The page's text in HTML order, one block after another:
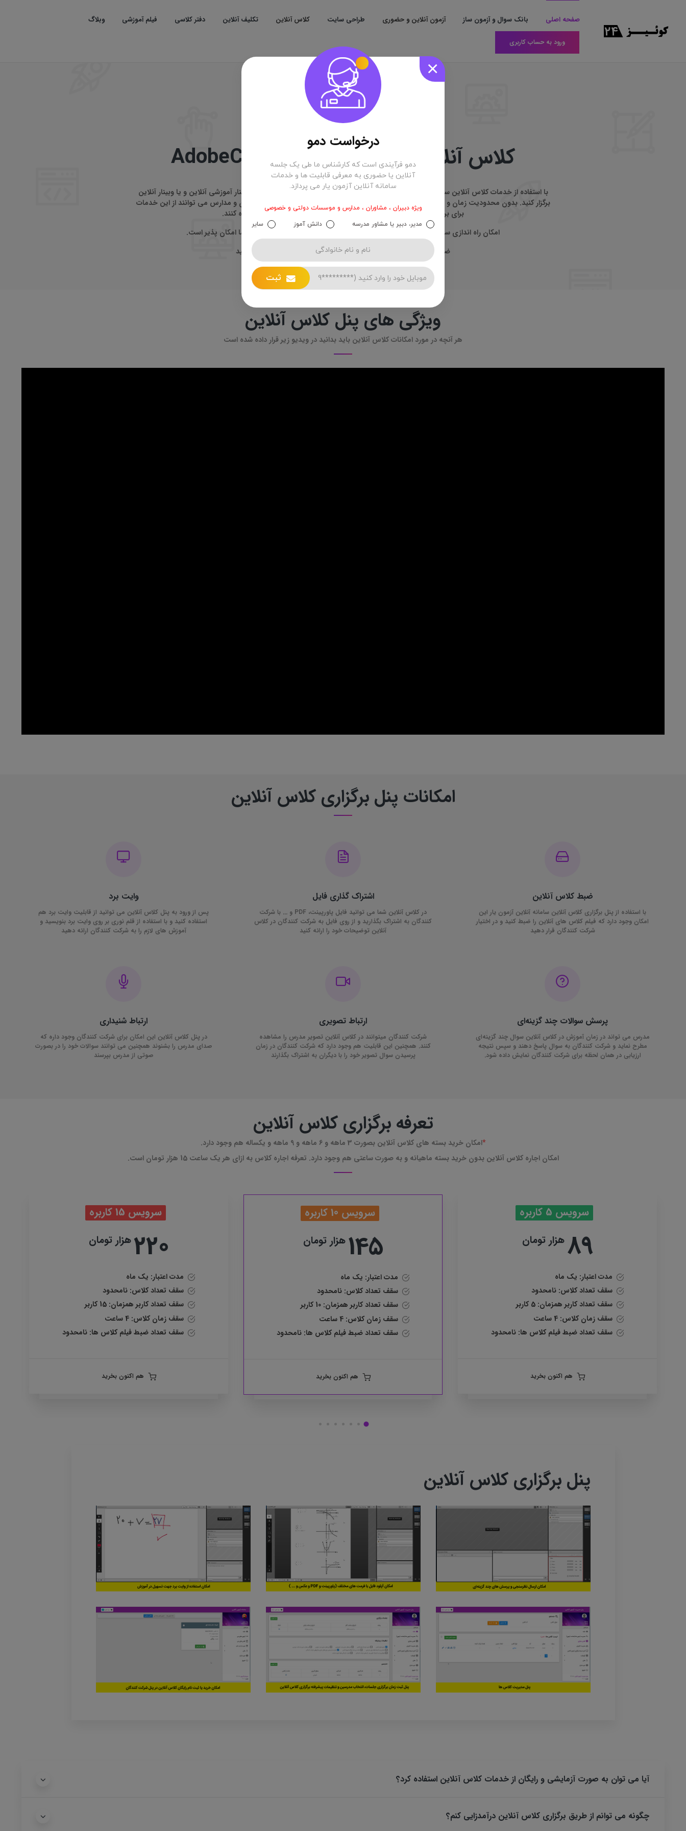
صفحه اصلی بانک سوال و آزمون ساز آزمون آنلاین و حضوری طراحی سایت کلاس آنلاین تکلیف آنلاین دفتر کلاسی فیلم آموزشی وبلاگ
ورود به حساب کاربری
کلاس آنلاین با استفاده از AdobeConnect
با استفاده از خدمات کلاس آنلاین سامانه آنلاین آزمون یار می توانید در هر نقطه جهان کلاس آنلاین، سمینار آموزشی آنلاین و یا وبینار آنلاین
برگزار کنید. بدون محدودیت زمان و مکان با دانش آموزان و کاربران خود در ارتباط باشید. مشاوران و دبیران و مدارس می توانند از این خدمات
برای برگزاری کلاس های مشاوره ای آنلاین، کلاس های خصوصی و ... استفاده کنند.
امکان راه اندازی سیستم کلاس کلاس آنلاین بر روی سایت اختصاصی (دامنه شخصی) شما امکان پذیر است.
ضمنا به منظور آشنایی بیشتر یک جلسه یک ساعته
برگزار کنید
ویژگی های پنل کلاس آنلاین
هر آنچه در مورد امکانات کلاس آنلاین باید بدانید در ویدیو زیر قرار داده شده است
امکانات پنل برگزاری کلاس آنلاین
ضبط کلاس آنلاین
با استفاده از پنل برگزاری کلاس آنلاین سامانه آنلاین آزمون یار این
امکان وجود دارد که فیلم کلاس های آنلاین را ضبط کنید و در اختیار
شرکت کنندگان قرار دهید
اشتراک گذاری فایل
در کلاس آنلاین شما می توانید فایل پاورپینت، PDF و ... با شرکت
کنندگان به اشتراک بگذارید و از روی فایل به شرکت کنندگان در کلاس
آنلاین توضیحات خود را ارائه کنید
وایت برد
پس از ورود به پنل کلاس آنلاین می توانید از قابلیت وایت برد هم
استفاده کنید و با استفاده از قلم نوری بر روی وایت برد بنویسید و
آموزش های لازم را به شرکت کنندگان ارائه دهید
پرسش سوالات چند گزینه‌ای
مدرس می تواند در زمان آموزش در کلاس آنلاین سوال چند گزینه‌ای
مطرح نماید و شرکت کنندگان به سوال پاسخ دهند و سپس نتیجه
ارزیابی در همان لحظه برای شرکت کنندگان نمایش داده شود.
ارتباط تصویری
شرکت کنندگان میتوانند در کلاس آنلاین تصویر مدرس را مشاهده
کنند. همچنین این قابلیت هم وجود دارد که شرکت کنندگان در زمان
پرسیدن سوال تصویر خود را با دیگران به اشتراک بگذارند
ارتباط شنیداری
در پنل کلاس آنلاین این امکان برای شرکت کنندگان وجود داره که
صدای مدرس را بشنوند همچنین می توانند سوالات خود را در بصورت
صوتی از مدرس بپرسند
تعرفه برگزاری کلاس آنلاین
*امکان خرید بسته های کلاس آنلاین بصورت 3 ماهه و 6 ماهه و 9 ماهه و یکساله هم وجود دارد.
امکان اجاره کلاس آنلاین بدون خرید بسته ماهیانه و به صورت ساعتی هم وجود دارد. تعرفه اجاره کلاس به ازای هر یک ساعت 15 هزار تومان است.
سرویس 5 کاربره
89 هزار تومان
مدت اعتبار: یک ماه
سقف تعداد کلاس: نامحدود
سقف تعداد کاربر همزمان: 5 کاربر
سقف زمان کلاس: 4 ساعت
سقف تعداد ضبط فیلم کلاس ها: نامحدود
هم اکنون بخرید
سرویس 10 کاربره
145 هزار تومان
مدت اعتبار: یک ماه
سقف تعداد کلاس: نامحدود
سقف تعداد کاربر همزمان: 10 کاربر
سقف زمان کلاس: 4 ساعت
سقف تعداد ضبط فیلم کلاس ها: نامحدود
هم اکنون بخرید
سرویس 15 کاربره
220هزار تومان
مدت اعتبار: یک ماه
سقف تعداد کلاس: نامحدود
سقف تعداد کاربر همزمان: 15 کاربر
سقف زمان کلاس: 4 ساعت
سقف تعداد ضبط فیلم کلاس ها: نامحدود
هم اکنون بخرید
پنل برگزاری کلاس آنلاین
آیا می توان به صورت آزمایشی و رایگان از خدمات کلاس آنلاین استفاده کرد؟
چگونه می توانم از طریق برگزاری کلاس آنلاین درآمدزایی کنم؟
×
درخواست دمو
دمو فرآیندی است که کارشناس ما طی یک جلسه
آنلاین یا حضوری به معرفی قابلیت ها و خدمات
سامانه آنلاین آزمون یار می پردازد.
ویژه دبیران ، مشاوران ، مدارس و موسسات دولتی و خصوصی
مدیر، دبیر یا مشاور مدرسه
دانش آموز سایر